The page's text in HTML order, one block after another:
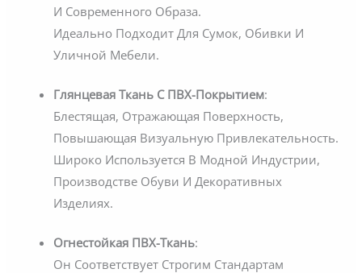
И Современного Образа.
Идеально Подходит Для Сумок, Обивки И
Уличной Мебели.
Глянцевая Ткань С ПВХ-Покрытием:
Блестящая, Отражающая Поверхность,
Повышающая Визуальную Привлекательность.
Широко Используется В Модной Индустрии,
Производстве Обуви И Декоративных
Изделиях.
Огнестойкая ПВХ-Ткань:
Он Соответствует Строгим Стандартам